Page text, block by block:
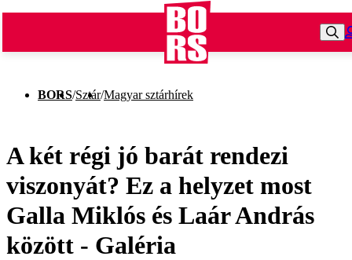
BORS/Sztár/Magyar sztárhírek
A két régi jó barát rendezi
viszonyát? Ez a helyzet most
Galla Miklós és Laár András
között - Galéria